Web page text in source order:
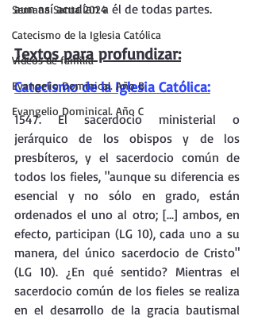
Semana Santa 2024
Catecismo de la Iglesia Católica
Vídeos de familia
Evangelio Dominical. Año B
Evangelio Dominical. Año C
aun así acudían a él de todas partes.
Textos para profundizar:
Catecismo de la Iglesia Católica:
1547. El sacerdocio ministerial o
jerárquico de los obispos y de los
presbíteros, y el sacerdocio común de
todos los fieles, "aunque su diferencia es
esencial y no sólo en grado, están
ordenados el uno al otro; [...] ambos, en
efecto, participan (LG 10), cada uno a su
manera, del único sacerdocio de Cristo"
(LG 10). ¿En qué sentido? Mientras el
sacerdocio común de los fieles se realiza
en el desarrollo de la gracia bautismal